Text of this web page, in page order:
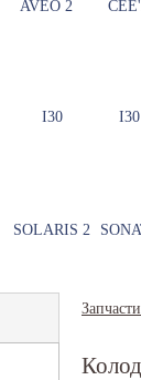
AVEO 2
I30
SOLARIS 2